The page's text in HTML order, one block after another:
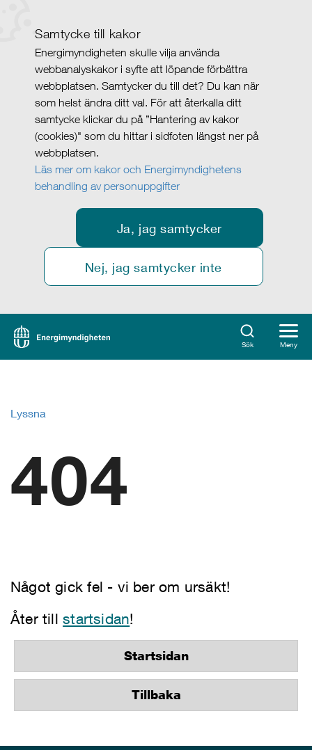
Samtycke till kakor
Energimyndigheten skulle vilja använda
webbanalyskakor i syfte att löpande förbättra
webbplatsen. Samtycker du till det? Du kan när
som helst ändra ditt val. För att återkalla ditt
samtycke klickar du på ”Hantering av kakor
(cookies)" som du hittar i sidfoten längst ner på
webbplatsen.
Läs mer om kakor och Energimyndighetens
behandling av personuppgifter
Ja, jag samtycker
Nej, jag samtycker inte
Sök Meny
Lyssna
404
Något gick fel - vi ber om ursäkt!
Åter tillstartsidan!
Startsidan
Tillbaka